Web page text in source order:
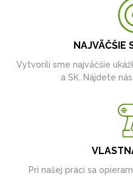
NAJVÄČŠIE
Vytvorili sme najväčšie
a SK. Nájdete
Pri našej práci sa